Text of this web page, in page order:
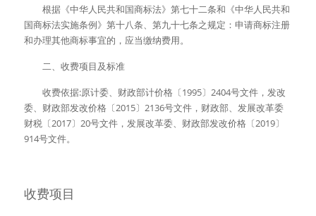
根据《中华人民共和国商标法》第七十二条和《中华人民共和
国商标法实施条例》第十八条、第九十七条之规定：申请商标注册
和办理其他商标事宜的，应当缴纳费用。
二、收费项目及标准
收费依据:原计委、财政部计价格〔1995〕2404号文件，发改
委、财政部发改价格〔2015〕2136号文件，财政部、发展改革委
财税〔2017〕20号文件，发展改革委、财政部发改价格〔2019〕
914号文件。
收费项目